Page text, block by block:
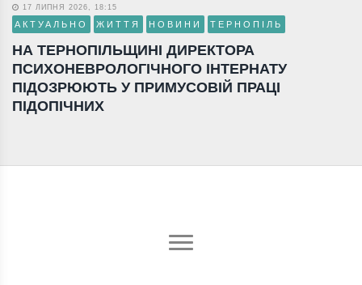
17 ЛИПНЯ 2026, 18:15
АКТУАЛЬНО ЖИТТЯ НОВИНИ ТЕРНОПІЛЬ
НА ТЕРНОПІЛЬЩИНІ ДИРЕКТОРА
ПСИХОНЕВРОЛОГІЧНОГО ІНТЕРНАТУ
ПІДОЗРЮЮТЬ У ПРИМУСОВІЙ ПРАЦІ
ПІДОПІЧНИХ